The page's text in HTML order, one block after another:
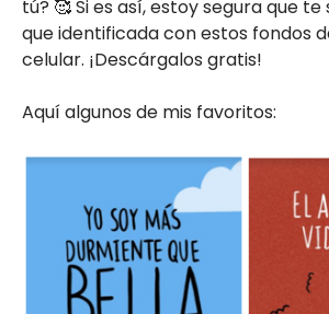
tú? 🥰 Si es así, estoy segura que
que identificada con estos fondos
celular. ¡Descárgalos gratis!
Aquí algunos de mis favoritos: